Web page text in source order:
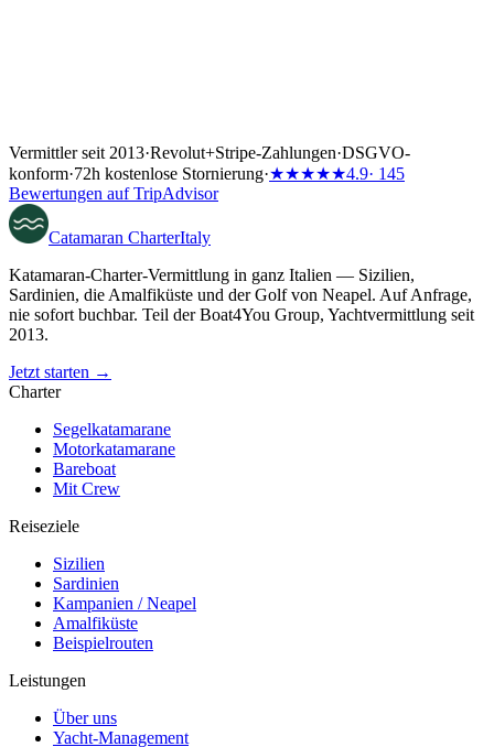
Vermittler seit 2013·Revolut+Stripe-Zahlungen·DSGVO-
konform·72h kostenlose Stornierung·★★★★★4.9· 145
Bewertungen auf TripAdvisor
Catamaran CharterItaly
Katamaran-Charter-Vermittlung in ganz Italien — Sizilien,
Sardinien, die Amalfiküste und der Golf von Neapel. Auf Anfrage,
nie sofort buchbar. Teil der Boat4You Group, Yachtvermittlung seit
2013.
Jetzt starten →
Charter
Segelkatamarane
Motorkatamarane
Bareboat
Mit Crew
Reiseziele
Sizilien
Sardinien
Kampanien / Neapel
Amalfiküste
Beispielrouten
Leistungen
Über uns
Yacht-Management